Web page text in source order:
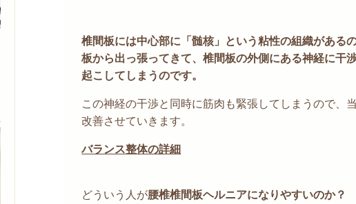
椎間板には中心部に「髄核」という粘性の組織がある
板から出っ張ってきて、椎間板の外側にある神経に干
起こしてしまうのです。
この神経の干渉と同時に筋肉も緊張してしまうので、
改善させていきます。
バランス整体の詳細
どういう人が腰椎椎間板ヘルニアになりやすいのか？